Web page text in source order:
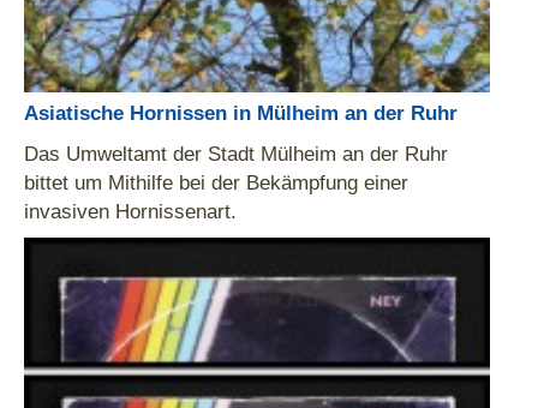
Asiatische Hornissen in Mülheim an der Ruhr
Das Umweltamt der Stadt Mülheim an der Ruhr
bittet um Mithilfe bei der Bekämpfung einer
invasiven Hornissenart.